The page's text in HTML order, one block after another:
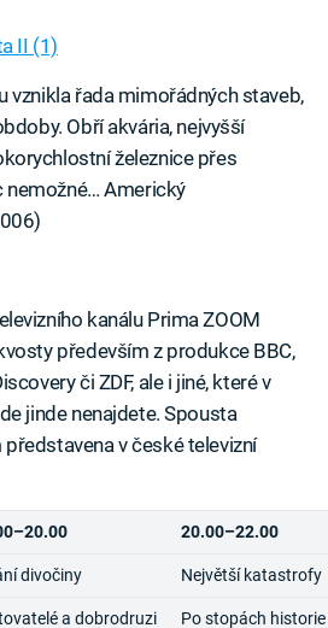
II (1)
vznikla řada mimořádných staveb,
Obří akvária, nejvyšší
železnice přes
nemožné… Americký
kanálu Prima ZOOM
především z produkce BBC,
či ZDF, ale i jiné, které v
jinde nenajdete. Spousta
v české televizní
20.00–22.00
divočiny Největší katastrofy
a dobrodruzi Po stopách historie